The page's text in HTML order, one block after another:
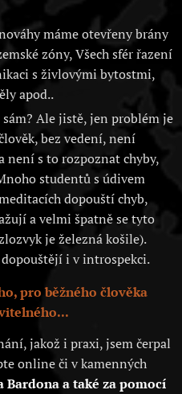
máme otevřeny brány
zóny, Všech sfér řazení
s živlovými bytostmi,
apod..
Ale jistě, jen problém je
bez vedení, není
není s to rozpoznat chyby,
studentů s údivem
dopouští chyb,
a velmi špatně se tyto
je železná košile).
i v introspekci.
pro běžného člověka
jakož i praxi, jsem čerpal
online či v kamenných
Bardona a také za pomocí